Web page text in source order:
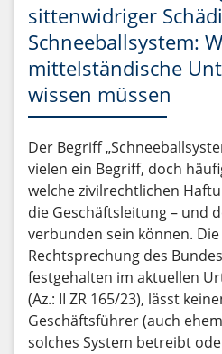
sittenwidriger
Schneeballsystem:
mittelständische
wissen müssen
Der Begriff
vielen ein Begriff, doch
welche zivilrechtlichen
die Geschäftsleitung – und
verbunden sein können.
Rechtsprechung des
festgehalten im aktuellen
(Az.: II ZR 165/23), lässt
Geschäftsführer (auch
solches System betreibt